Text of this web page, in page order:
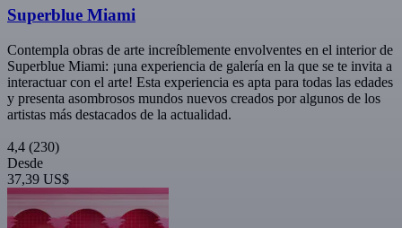
Superblue Miami
Contempla obras de arte increíblemente envolventes en el interior de
Superblue Miami: ¡una experiencia de galería en la que se te invita a
interactuar con el arte! Esta experiencia es apta para todas las edades
y presenta asombrosos mundos nuevos creados por algunos de los
artistas más destacados de la actualidad.
4,4 (230)
Desde
37,39 US$